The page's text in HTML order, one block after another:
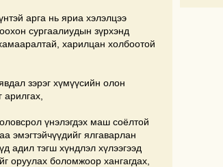
арга нь яриа хэлэлцээ
сургаалиудын зүрхэнд
харилцан холбоотой
зэрэг хүмүүсийн олон
үнэлэгдэх маш соёлтой
эмэгтэйчүүдийг ялгаварлан
адил тэгш хүндлэл хүлээгээд
оруулах боломжоор хангагдах,